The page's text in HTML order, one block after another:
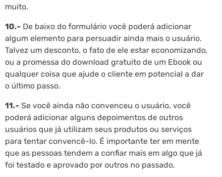
muito.
10.- De baixo do formulário você poderá adicionar
algum elemento para persuadir ainda mais o usuário.
Talvez um desconto, o fato de ele estar economizando,
ou a promessa do download gratuito de um Ebook ou
qualquer coisa que ajude o cliente em potencial a dar
o último passo.
11.- Se você ainda não convenceu o usuário, você
poderá adicionar alguns depoimentos de outros
usuários que já utilizam seus produtos ou serviços
para tentar convencê-lo. É importante ter em mente
que as pessoas tendem a confiar mais em algo que já
foi testado e aprovado por outros no passado.